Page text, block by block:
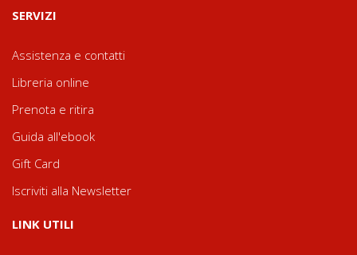
SERVIZI
Assistenza e contatti
Libreria online
Prenota e ritira
Guida all'ebook
Gift Card
Iscriviti alla Newsletter
LINK UTILI